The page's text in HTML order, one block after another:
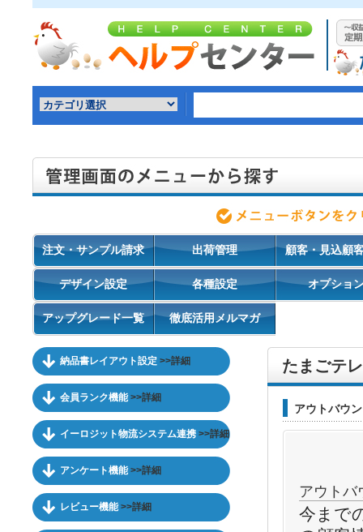
注文・サンプル請求 出荷管理 顧客・見込顧
デザイン設定 各種設定 オプショ
アップグレード一覧 徹底活用メルマガ
納品書レイアウト設定 >>詳細
会員ランク機能>>詳細
イーロジット物流システム連携 >>詳細
アンケート機能>>詳細
レビュー機能>>詳細
たまごテ
アウトバウ
アウトバ
今まで